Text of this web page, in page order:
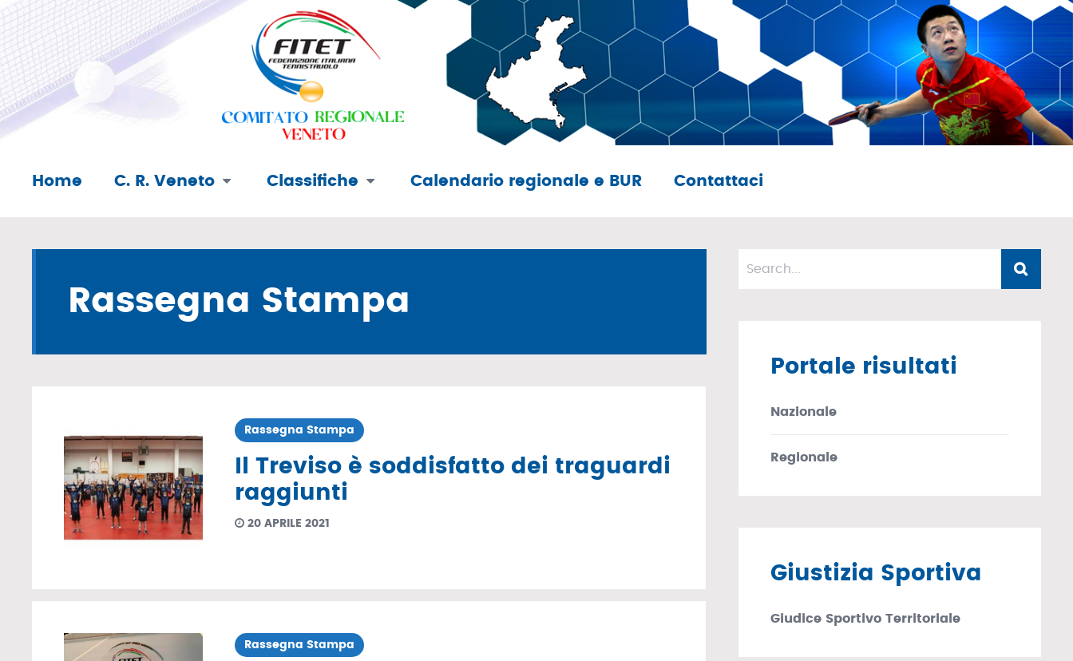
Home C. R. Veneto Classifiche Calendario regionale e BUR Contattaci
Rassegna Stampa
Rassegna Stampa
Il Treviso è soddisfatto dei traguardi
raggiunti
20 APRILE 2021
Rassegna Stampa
Portale risultati
Nazionale
Regionale
Giustizia Sportiva
Giudice Sportivo Territoriale